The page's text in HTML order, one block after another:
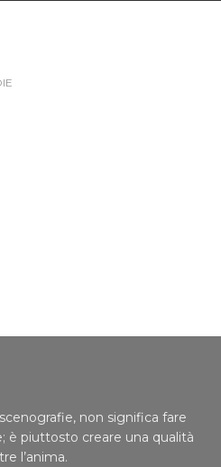
non significa fare
è piuttosto creare una qualità
l’anima.